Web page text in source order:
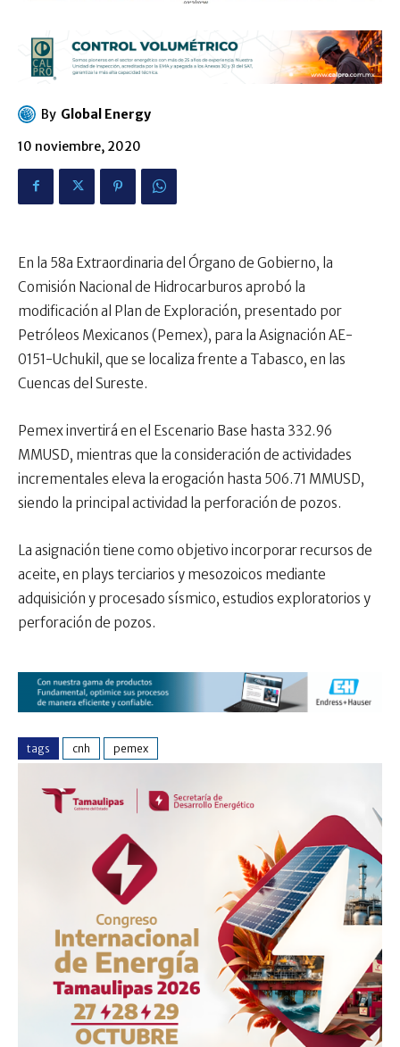
By Global Energy
10 noviembre, 2020
En la 58a Extraordinaria del Órgano de Gobierno, la
Comisión Nacional de Hidrocarburos aprobó la
modificación al Plan de Exploración, presentado por
Petróleos Mexicanos (Pemex), para la Asignación AE-
0151-Uchukil, que se localiza frente a Tabasco, en las
Cuencas del Sureste.
Pemex invertirá en el Escenario Base hasta 332.96
MMUSD, mientras que la consideración de actividades
incrementales eleva la erogación hasta 506.71 MMUSD,
siendo la principal actividad la perforación de pozos.
La asignación tiene como objetivo incorporar recursos de
aceite, en plays terciarios y mesozoicos mediante
adquisición y procesado sísmico, estudios exploratorios y
perforación de pozos.
tags cnh pemex